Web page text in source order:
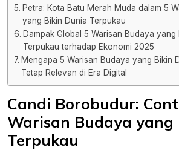
Petra: Kota Batu Merah Muda dalam 5
yang Bikin Dunia Terpukau
Dampak Global 5 Warisan Budaya yang
Terpukau terhadap Ekonomi 2025
Mengapa 5 Warisan Budaya yang Bikin
Tetap Relevan di Era Digital
Candi Borobudur:
Warisan Budaya yang
Terpukau